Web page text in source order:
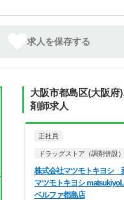
求人を保存する
大阪市都島区(大阪府
剤師求人
正社員
ドラッグストア（調剤併設）
株式会社マツモトキヨシ
マツモトキヨシ
ベルファ都島店